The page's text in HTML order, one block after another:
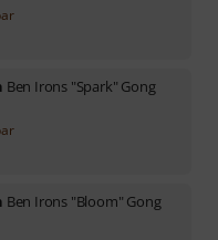
Ben Irons "Spark" Gong
Ben Irons "Bloom" Gong